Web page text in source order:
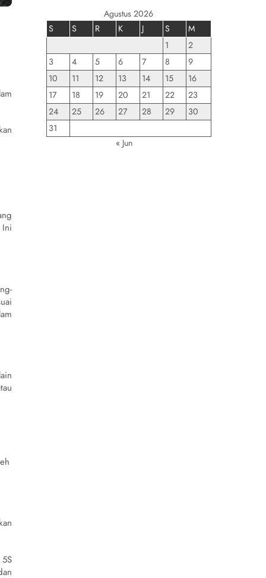
Agustus 2026
S
S R K J S
M
1
2
3
4 5 6 7 8
9
10
11 12 13 14 15
16
17
18 19 20 21 22
23
24
25 26 27 28 29
30
31
« Jun